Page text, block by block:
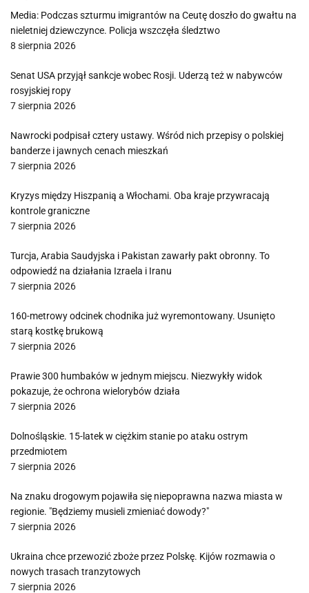
Media: Podczas szturmu imigrantów na Ceutę doszło do gwałtu na
nieletniej dziewczynce. Policja wszczęła śledztwo
8 sierpnia 2026
Senat USA przyjął sankcje wobec Rosji. Uderzą też w nabywców
rosyjskiej ropy
7 sierpnia 2026
Nawrocki podpisał cztery ustawy. Wśród nich przepisy o polskiej
banderze i jawnych cenach mieszkań
7 sierpnia 2026
Kryzys między Hiszpanią a Włochami. Oba kraje przywracają
kontrole graniczne
7 sierpnia 2026
Turcja, Arabia Saudyjska i Pakistan zawarły pakt obronny. To
odpowiedź na działania Izraela i Iranu
7 sierpnia 2026
160-metrowy odcinek chodnika już wyremontowany. Usunięto
starą kostkę brukową
7 sierpnia 2026
Prawie 300 humbaków w jednym miejscu. Niezwykły widok
pokazuje, że ochrona wielorybów działa
7 sierpnia 2026
Dolnośląskie. 15-latek w ciężkim stanie po ataku ostrym
przedmiotem
7 sierpnia 2026
Na znaku drogowym pojawiła się niepoprawna nazwa miasta w
regionie. "Będziemy musieli zmieniać dowody?"
7 sierpnia 2026
Ukraina chce przewozić zboże przez Polskę. Kijów rozmawia o
nowych trasach tranzytowych
7 sierpnia 2026